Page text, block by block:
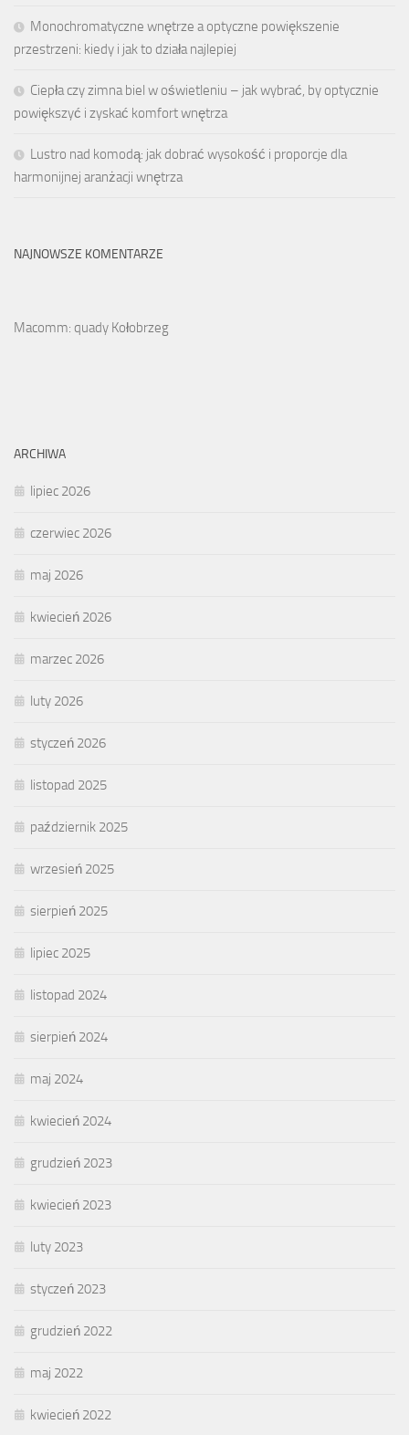
Monochromatyczne wnętrze a optyczne powiększenie
przestrzeni: kiedy i jak to działa najlepiej
Ciepła czy zimna biel w oświetleniu – jak wybrać, by optycznie
powiększyć i zyskać komfort wnętrza
Lustro nad komodą: jak dobrać wysokość i proporcje dla
harmonijnej aranżacji wnętrza
NAJNOWSZE KOMENTARZE
Macomm: quady Kołobrzeg
ARCHIWA
lipiec 2026
czerwiec 2026
maj 2026
kwiecień 2026
marzec 2026
luty 2026
styczeń 2026
listopad 2025
październik 2025
wrzesień 2025
sierpień 2025
lipiec 2025
listopad 2024
sierpień 2024
maj 2024
kwiecień 2024
grudzień 2023
kwiecień 2023
luty 2023
styczeń 2023
grudzień 2022
maj 2022
kwiecień 2022